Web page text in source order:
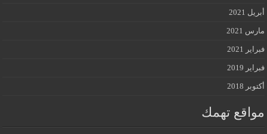
أبريل 2021
مارس 2021
فبراير 2021
فبراير 2019
أكتوبر 2018
مواقع تهمك